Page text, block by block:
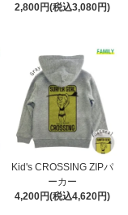
2,800円(税込3,080円)
Kid's CROSSING ZIPパ
ーカー
4,200円(税込4,620円)